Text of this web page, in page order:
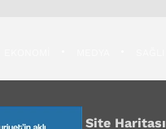
Site Haritası